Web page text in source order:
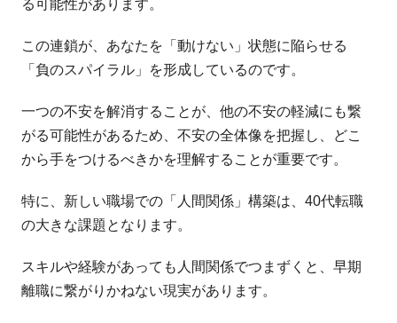
る可能性があります。
この連鎖が、あなたを「動けない」状態に陥らせる
「負のスパイラル」を形成しているのです。
一つの不安を解消することが、他の不安の軽減にも繋
がる可能性があるため、不安の全体像を把握し、どこ
から手をつけるべきかを理解することが重要です。
特に、新しい職場での「人間関係」構築は、40代転職
の大きな課題となります。
スキルや経験があっても人間関係でつまずくと、早期
離職に繋がりかねない現実があります。